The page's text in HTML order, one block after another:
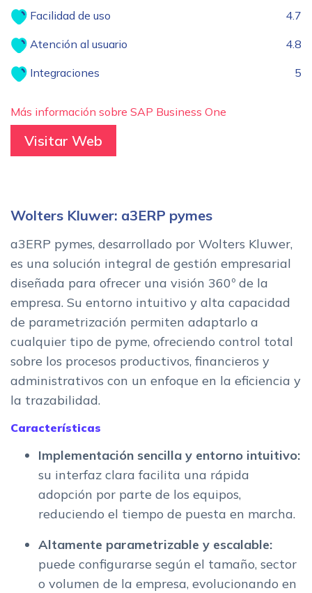
Facilidad de uso 4.7
Atención al usuario 4.8
Integraciones 5
Más información sobre SAP Business One
Visitar Web
Wolters Kluwer: a3ERP pymes
a3ERP pymes, desarrollado por Wolters Kluwer,
es una solución integral de gestión empresarial
diseñada para ofrecer una visión 360º de la
empresa. Su entorno intuitivo y alta capacidad
de parametrización permiten adaptarlo a
cualquier tipo de pyme, ofreciendo control total
sobre los procesos productivos, financieros y
administrativos con un enfoque en la eficiencia y
la trazabilidad.
Características
Implementación sencilla y entorno intuitivo:
su interfaz clara facilita una rápida
adopción por parte de los equipos,
reduciendo el tiempo de puesta en marcha.
Altamente parametrizable y escalable:
puede configurarse según el tamaño, sector
o volumen de la empresa, evolucionando en